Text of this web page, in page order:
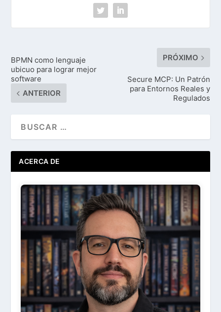
BPMN como lenguaje
ubicuo para lograr mejor
software
ANTERIOR
PRÓXIMO
Secure MCP: Un Patrón
para Entornos Reales y
Regulados
ACERCA DE
Ir
Acerca de ...